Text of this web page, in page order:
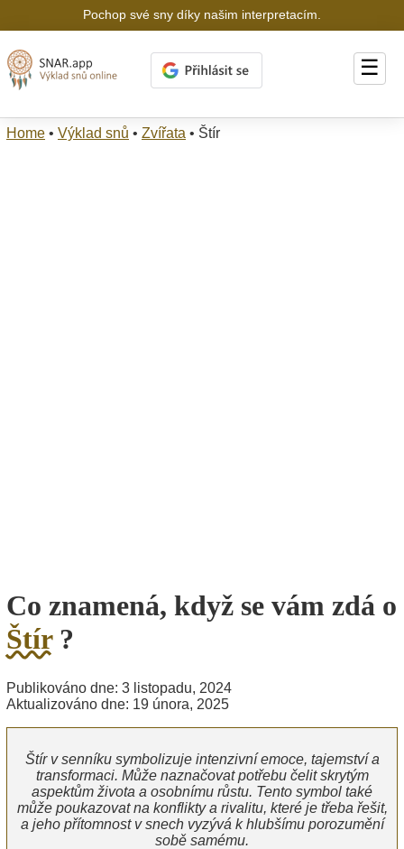
Pochop své sny díky našim interpretacím.
☰
Home • Výklad snů • Zvířata • Štír
Co znamená, když se vám zdá o
Štír?
Publikováno dne: 3 listopadu, 2024
Aktualizováno dne: 19 února, 2025
Štír v senníku symbolizuje intenzivní emoce, tajemství a
transformaci. Může naznačovat potřebu čelit skrytým
aspektům života a osobnímu růstu. Tento symbol také
může poukazovat na konflikty a rivalitu, které je třeba řešit,
a jeho přítomnost v snech vyzývá k hlubšímu porozumění
sobě samému.